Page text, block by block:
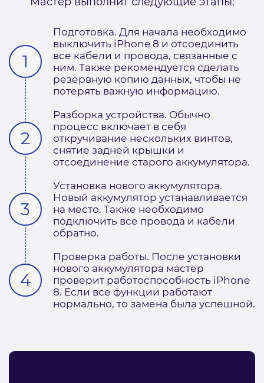
Подготовка. Для начала необходимо
выключить iPhone 8 и отсоединить
все кабели и провода, связанные с
ним. Также рекомендуется сделать
резервную копию данных, чтобы не
потерять важную информацию.
Разборка устройства. Обычно
процесс включает в себя
откручивание нескольких винтов,
снятие задней крышки и
отсоединение старого аккумулятора.
Установка нового аккумулятора.
Новый аккумулятор устанавливается
на место. Также необходимо
подключить все провода и кабели
обратно.
Проверка работы. После установки
нового аккумулятора мастер
проверит работоспособность iPhone
8. Если все функции работают
нормально, то замена была успешной.